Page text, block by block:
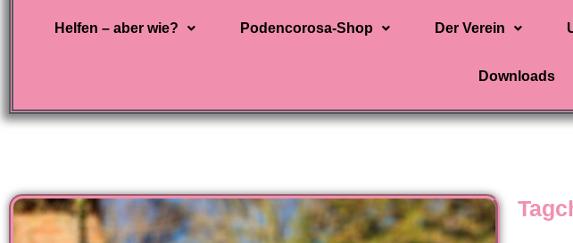
Helfen – aber wie? Podencorosa-Shop Der Verein
Downloads